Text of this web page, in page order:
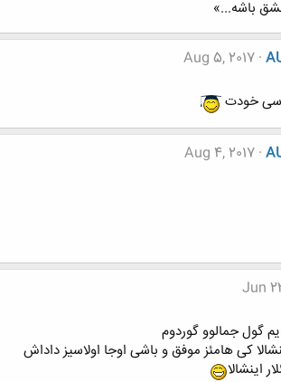
باشه...»
Aug 5, 2017
خودت
Aug 4, 2017
Jun
گول جمالوو گوردوم
کی هامئز موفق و باشی اوجا اولاسیز داداش
اینشالا